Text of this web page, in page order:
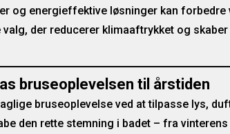
og energieffektive løsninger kan forbedre
der reducerer klimaaftrykket og
bruseoplevelsen til årstiden
bruseoplevelse ved at tilpasse lys,
den rette stemning i badet – fra